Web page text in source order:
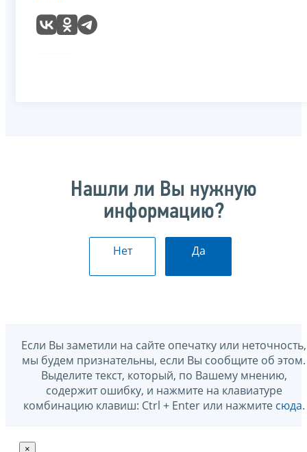
Нашли ли Вы нужную
информацию?
Нет Да
Если Вы заметили на сайте опечатку или неточность,
мы будем признательны, если Вы сообщите об этом.
Выделите текст, который, по Вашему мнению,
содержит ошибку, и нажмите на клавиатуре
комбинацию клавиш: Ctrl + Enter или нажмите сюда.
×